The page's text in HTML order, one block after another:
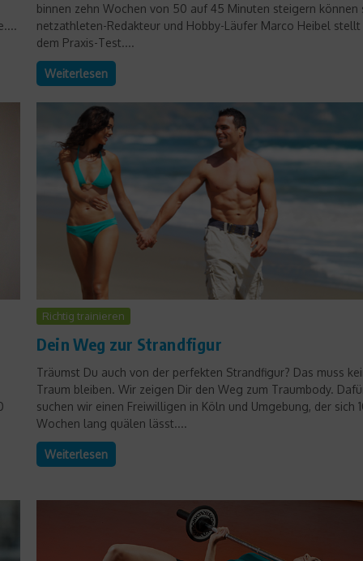
binnen zehn Wochen von 50 auf 45 Minuten steigern können
netzathleten-Redakteur und Hobby-Läufer Marco Heibel stellt
dem Praxis-Test....
Weiterlesen
Richtig trainieren
Dein Weg zur Strandfigur
Träumst Du auch von der perfekten Strandfigur? Das muss
Traum bleiben. Wir zeigen Dir den Weg zum Traumbody.
suchen wir einen Freiwilligen in Köln und Umgebung, der sich
Wochen lang quälen lässt....
Weiterlesen
Body & Soul
Höchstleistungen
5. August 2016